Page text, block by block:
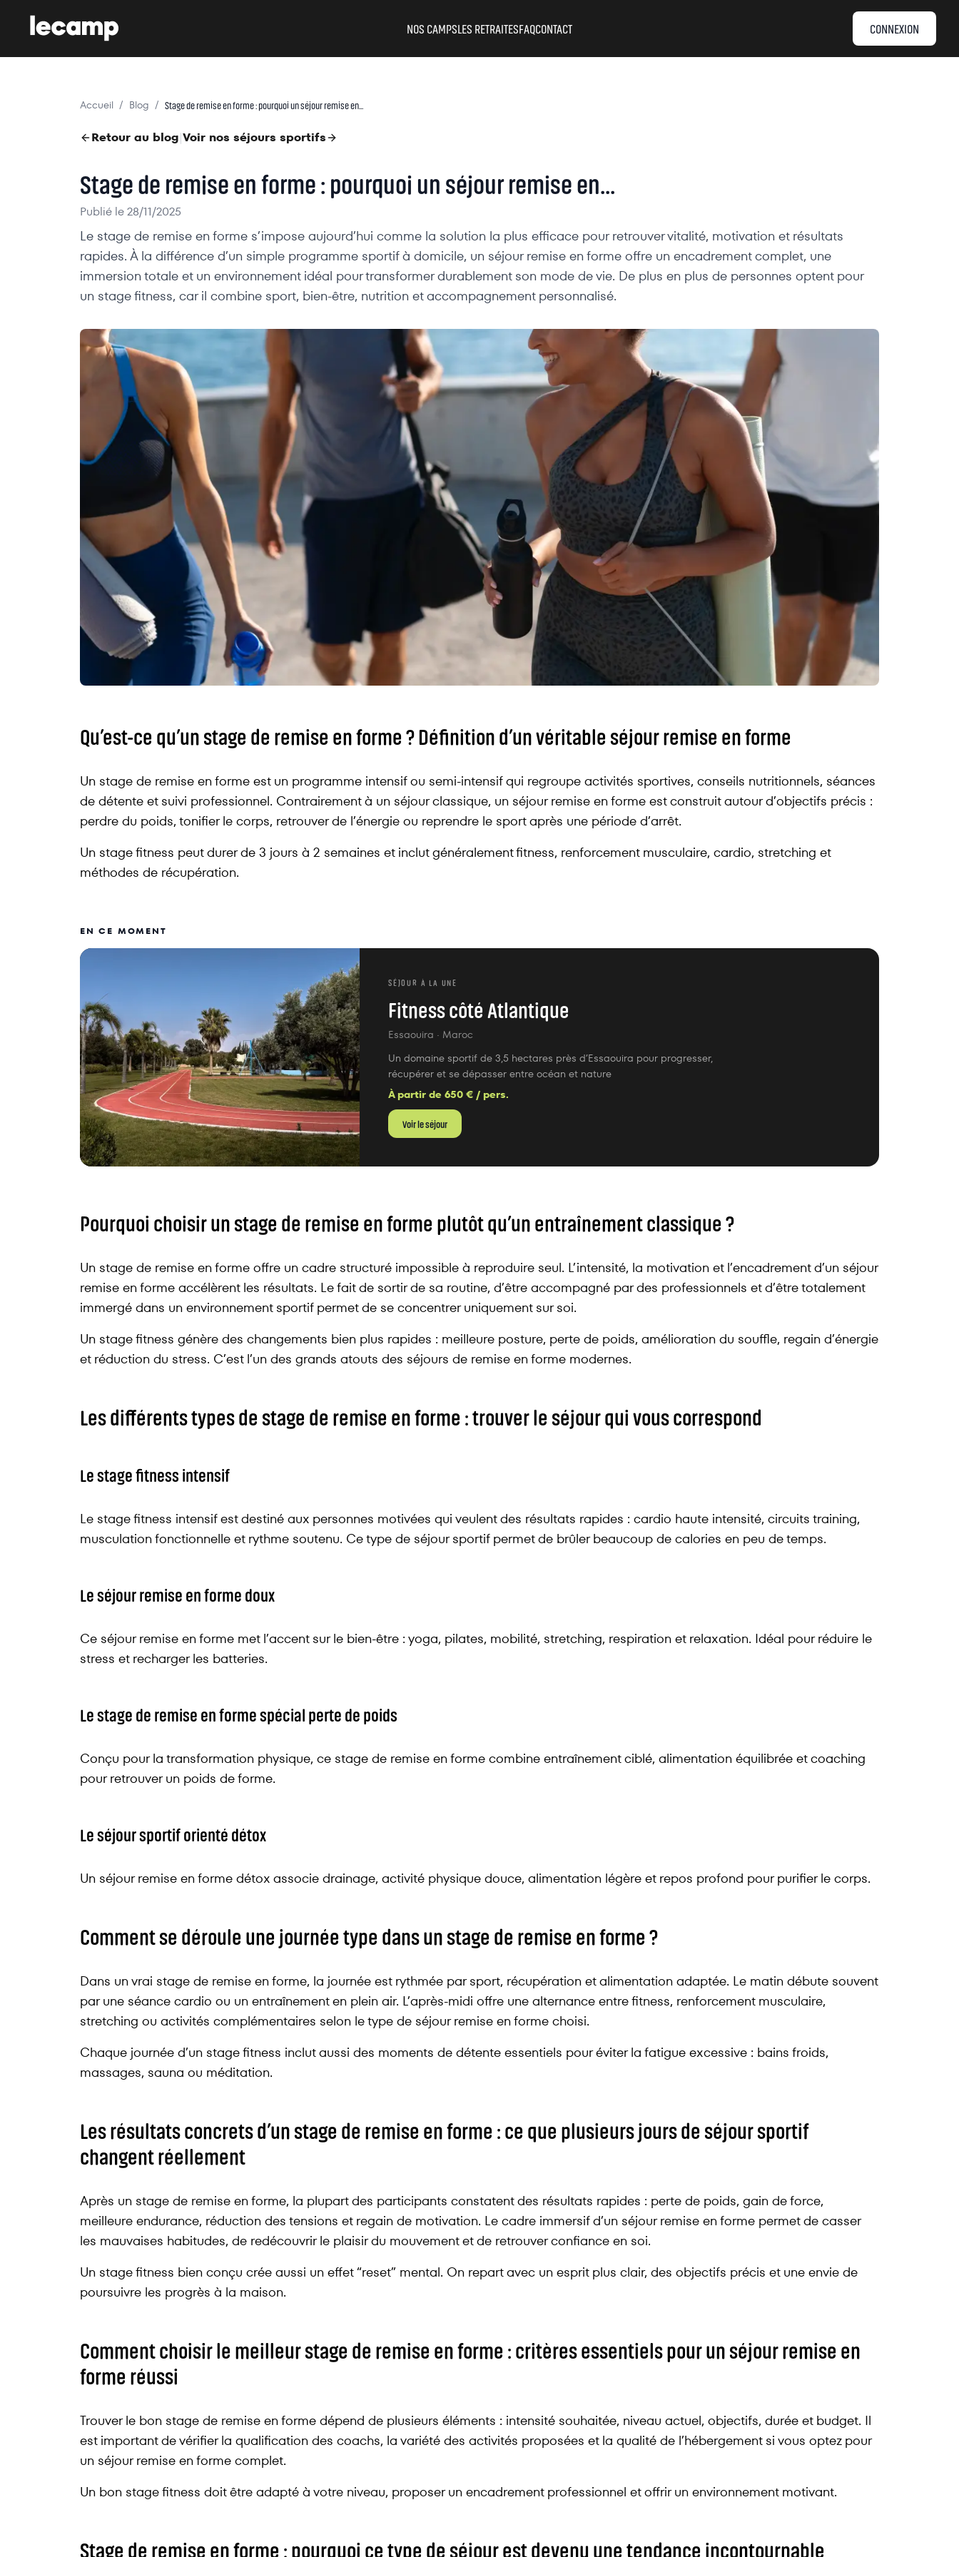
NOS CAMPSLES RETRAITESFAQCONTACT CONNEXION
Accueil / Blog / Stage de remise en forme : pourquoi un séjour remise en...
Retour au blog|Voir nos séjours sportifs
Stage de remise en forme : pourquoi un séjour remise en...
Publié le28/11/2025
Le stage de remise en forme s’impose aujourd’hui comme la solution la plus efficace pour retrouver vitalité, motivation et résultats
rapides. À la différence d’un simple programme sportif à domicile, un séjour remise en forme offre un encadrement complet, une
immersion totale et un environnement idéal pour transformer durablement son mode de vie. De plus en plus de personnes optent pour
un stage fitness, car il combine sport, bien-être, nutrition et accompagnement personnalisé.
Qu’est-ce qu’un stage de remise en forme ? Définition d’un véritable séjour remise en forme
Un stage de remise en forme est un programme intensif ou semi-intensif qui regroupe activités sportives, conseils nutritionnels, séances
de détente et suivi professionnel. Contrairement à un séjour classique, un séjour remise en forme est construit autour d’objectifs précis :
perdre du poids, tonifier le corps, retrouver de l’énergie ou reprendre le sport après une période d’arrêt.
Un stage fitness peut durer de 3 jours à 2 semaines et inclut généralement fitness, renforcement musculaire, cardio, stretching et
méthodes de récupération.
EN CE MOMENT
SÉJOUR À LA UNE
Fitness côté Atlantique
Essaouira · Maroc
Un domaine sportif de 3,5 hectares près d’Essaouira pour progresser,
récupérer et se dépasser entre océan et nature
À partir de 650 € / pers.
Voir le séjour
Pourquoi choisir un stage de remise en forme plutôt qu’un entraînement classique ?
Un stage de remise en forme offre un cadre structuré impossible à reproduire seul. L’intensité, la motivation et l’encadrement d’un séjour
remise en forme accélèrent les résultats. Le fait de sortir de sa routine, d’être accompagné par des professionnels et d’être totalement
immergé dans un environnement sportif permet de se concentrer uniquement sur soi.
Un stage fitness génère des changements bien plus rapides : meilleure posture, perte de poids, amélioration du souffle, regain d’énergie
et réduction du stress. C’est l’un des grands atouts des séjours de remise en forme modernes.
Les différents types de stage de remise en forme : trouver le séjour qui vous correspond
Le stage fitness intensif
Le stage fitness intensif est destiné aux personnes motivées qui veulent des résultats rapides : cardio haute intensité, circuits training,
musculation fonctionnelle et rythme soutenu. Ce type de séjour sportif permet de brûler beaucoup de calories en peu de temps.
Le séjour remise en forme doux
Ce séjour remise en forme met l’accent sur le bien-être : yoga, pilates, mobilité, stretching, respiration et relaxation. Idéal pour réduire le
stress et recharger les batteries.
Le stage de remise en forme spécial perte de poids
Conçu pour la transformation physique, ce stage de remise en forme combine entraînement ciblé, alimentation équilibrée et coaching
pour retrouver un poids de forme.
Le séjour sportif orienté détox
Un séjour remise en forme détox associe drainage, activité physique douce, alimentation légère et repos profond pour purifier le corps.
Comment se déroule une journée type dans un stage de remise en forme ?
Dans un vrai stage de remise en forme, la journée est rythmée par sport, récupération et alimentation adaptée. Le matin débute souvent
par une séance cardio ou un entraînement en plein air. L’après-midi offre une alternance entre fitness, renforcement musculaire,
stretching ou activités complémentaires selon le type de séjour remise en forme choisi.
Chaque journée d’un stage fitness inclut aussi des moments de détente essentiels pour éviter la fatigue excessive : bains froids,
massages, sauna ou méditation.
Les résultats concrets d’un stage de remise en forme : ce que plusieurs jours de séjour sportif
changent réellement
Après un stage de remise en forme, la plupart des participants constatent des résultats rapides : perte de poids, gain de force,
meilleure endurance, réduction des tensions et regain de motivation. Le cadre immersif d’un séjour remise en forme permet de casser
les mauvaises habitudes, de redécouvrir le plaisir du mouvement et de retrouver confiance en soi.
Un stage fitness bien conçu crée aussi un effet “reset” mental. On repart avec un esprit plus clair, des objectifs précis et une envie de
poursuivre les progrès à la maison.
Comment choisir le meilleur stage de remise en forme : critères essentiels pour un séjour remise en
forme réussi
Trouver le bon stage de remise en forme dépend de plusieurs éléments : intensité souhaitée, niveau actuel, objectifs, durée et budget. Il
est important de vérifier la qualification des coachs, la variété des activités proposées et la qualité de l’hébergement si vous optez pour
un séjour remise en forme complet.
Un bon stage fitness doit être adapté à votre niveau, proposer un encadrement professionnel et offrir un environnement motivant.
Stage de remise en forme : pourquoi ce type de séjour est devenu une tendance incontournable